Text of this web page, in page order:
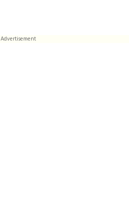
Advertisement